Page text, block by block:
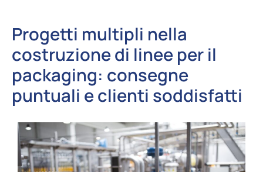
Progetti multipli nella
costruzione di linee per il
packaging: consegne
puntuali e clienti soddisfatti